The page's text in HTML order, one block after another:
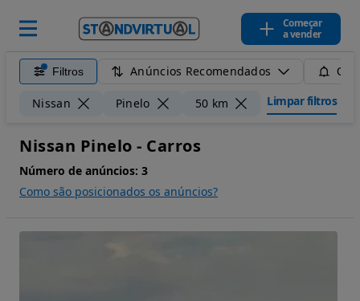
Começar
a vender
Filtros Anúncios Recomendados
Nissan Pinelo 50 km Limpar filtros
Nissan Pinelo - Carros
Número de anúncios: 3
Como são posicionados os anúncios?